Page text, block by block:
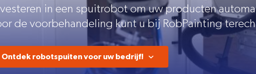
in een spuitrobot om uw producten
de voorbehandeling kunt u bij RobPainting
Ontdek robotspuiten voor uw bedrijf!